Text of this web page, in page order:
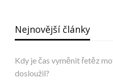
Nejnovější články
Kdy je čas vyměnit řetěz
dosloužil?